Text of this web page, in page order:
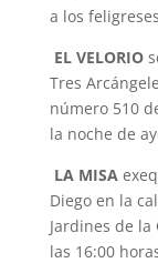
a los
EL VELORIO
Tres
número 510
la noche de
LA MISA
Diego en la
Jardines de
las 16:00